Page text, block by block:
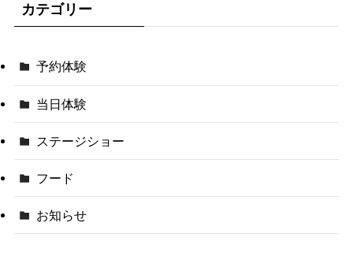
カテゴリー
予約体験
当日体験
ステージショー
フード
お知らせ